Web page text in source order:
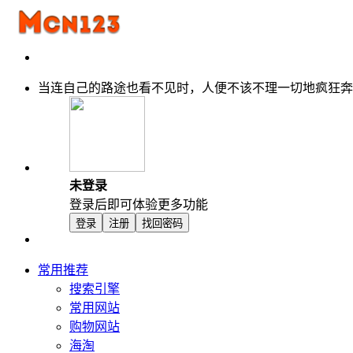
当连自己的路途也看不见时，人便不该不理一切地疯狂
未登录
登录后即可体验更多功能
登录 注册 找回密码
常用推荐
搜索引擎
常用网站
购物网站
海淘